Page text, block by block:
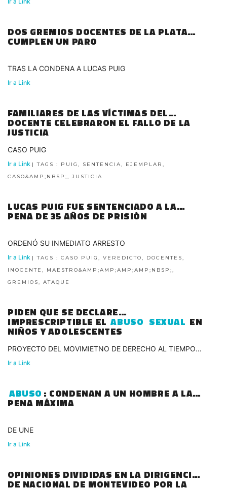
DOS GREMIOS DOCENTES DE LA PLATA
CUMPLEN UN PARO
TRAS LA CONDENA A LUCAS PUIG
Ir a Link
FAMILIARES DE LAS VÍCTIMAS DEL
DOCENTE CELEBRARON EL FALLO DE LA
JUSTICIA
CASO PUIG
Ir a Link | TAGS : PUIG, SENTENCIA, EJEMPLAR,
CASO&AMP;NBSP;, JUSTICIA
LUCAS PUIG FUE SENTENCIADO A LA
PENA DE 35 AÑOS DE PRISIÓN
ORDENÓ SU INMEDIATO ARRESTO
Ir a Link | TAGS : CASO PUIG, VEREDICTO, DOCENTES,
INOCENTE, MAESTRO&AMP;AMP;AMP;AMP;NBSP;,
GREMIOS, ATAQUE
PIDEN QUE SE DECLARE
IMPRESCRIPTIBLE EL ABUSO SEXUAL EN
NIÑOS Y ADOLESCENTES
PROYECTO DEL MOVIMIETNO DE DERECHO AL TIEMPO
ARGENTINA
Ir a Link
ABUSO : CONDENAN A UN HOMBRE A LA
PENA MÁXIMA
DE UNE
Ir a Link
OPINIONES DIVIDIDAS EN LA DIRIGENCIA
DE NACIONAL DE MONTEVIDEO POR LA